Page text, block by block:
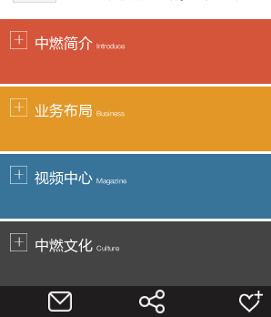
中燃简介 Introduce
业务布局 Business
视频中心 Magazine
中燃文化 Culture